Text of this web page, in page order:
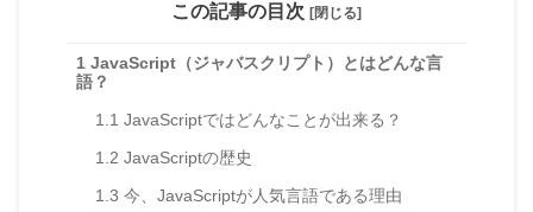
この記事の目次 [閉じる]
1 JavaScript（ジャバスクリプト）とはどんな言
語？
1.1 JavaScriptではどんなことが出来る？
1.2 JavaScriptの歴史
1.3 今、JavaScriptが人気言語である理由